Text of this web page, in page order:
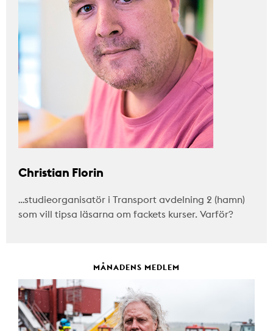
Christian Florin
…studieorganisatör i Transport avdelning 2 (hamn)
som vill tipsa läsarna om fackets kurser. Varför?
MÅNADENS MEDLEM